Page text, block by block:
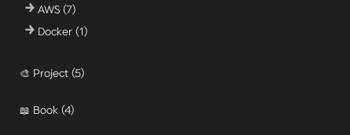
AWS(7)
Docker(1)
🎨 Project (5)
📖 Book (4)